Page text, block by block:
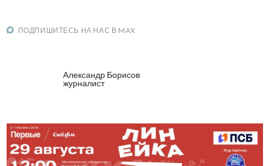
ПОДПИШИТЕСЬ НА НАС В MAX
Александр Борисов
журналист